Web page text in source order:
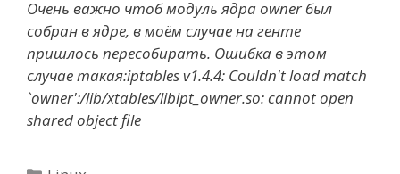
Очень важно чтоб модуль ядра owner был
собран в ядре, в моём случае на генте
пришлось пересобирать. Ошибка в этом
случае такая:iptables v1.4.4: Couldn't load match
`owner':/lib/xtables/libipt_owner.so: cannot open
shared object file